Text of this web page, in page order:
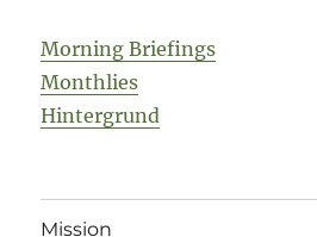
Morning Briefings
Monthlies
Hintergrund
Mission